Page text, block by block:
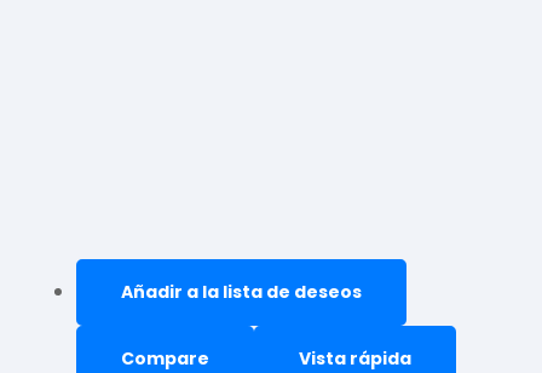
Añadir a la lista de deseos
Compare Vista rápida